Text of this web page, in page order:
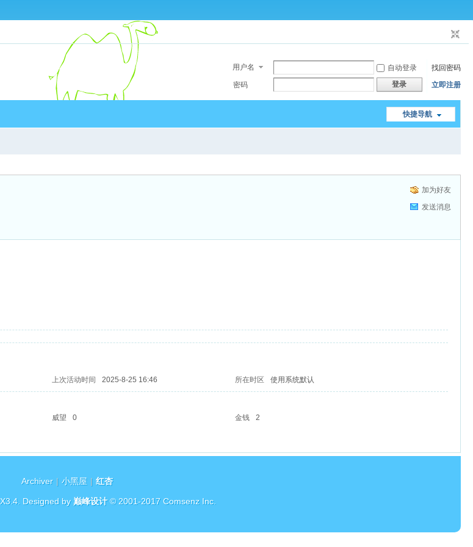
用户名 自动登录
找回密码
密码
登录 立即注册
快捷导航
加为好友
发送消息
上次活动时间 2025-8-25 16:46 所在时区 使用系统默认
威望 0 金钱
2
Archiver | 小黑屋 | 红杏
X3.4. Designed by巅峰设计© 2001-2017 Comsenz Inc.